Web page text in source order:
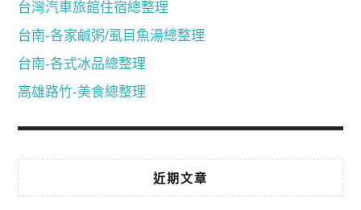
台灣汽車旅館住宿總整理
台南-各家鹹粥/虱目魚湯總整理
台南-各式冰品總整理
高雄路竹-美食總整理
近期文章